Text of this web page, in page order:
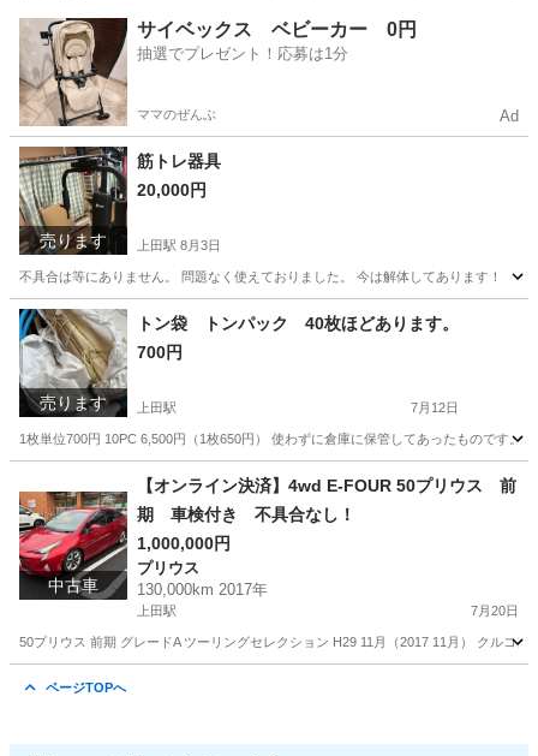
長野 上田市 上田原駅 タイヤ、ホイール
サイベックス ベビーカー 0円
抽選でプレゼント！応募は1分
ママのぜんぶ Ad
売ります
筋トレ器具
20,000円
上田駅 8月3日
不具合は等にありません。 問題なく使えておりました。 今は解体してあります！
長野 上田市 上田駅 ダイエットグッズ
売ります
トン袋 トンパック 40枚ほどあります。
700円
上田駅 7月12日
1枚単位700円 10PC 6,500円（1枚650円） 使わずに倉庫に保管してあったものです。
上田駅 その他
中古車
【オンライン決済】4wd E-FOUR 50プリウス 前
期 車検付き 不具合なし！
1,000,000円
プリウス
130,000km 2017年
上田駅 7月20日
50プリウス 前期 グレードA ツーリングセレクション H29 11月（2017 11月） クルコ
ページTOPへ